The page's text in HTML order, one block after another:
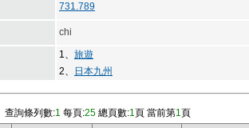
731.789
chi
1、 旅遊
2、
日本九州
查詢條列數:1 每頁:25總頁數:1頁 當前第1頁